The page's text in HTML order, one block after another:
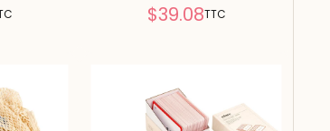
Prix
$39.08TTC